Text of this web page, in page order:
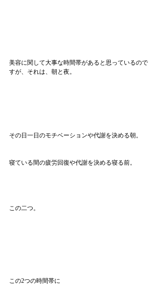
美容に関して大事な時間帯があると思っているので
すが、それは、朝と夜。
その日一日のモチベーションや代謝を決める朝。
寝ている間の疲労回復や代謝を決める寝る前。
この二つ。
この2つの時間帯に